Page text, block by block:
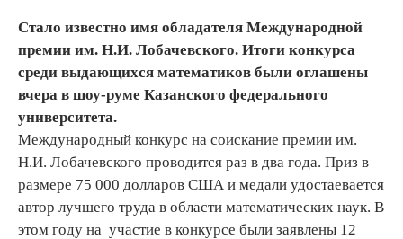
Стало известно имя обладателя Международной
премии им. Н.И. Лобачевского. Итоги конкурса
среди выдающихся математиков были оглашены
вчера в шоу-руме Казанского федерального
университета.
Международный конкурс на соискание премии им.
Н.И. Лобачевского проводится раз в два года. Приз в
размере 75 000 долларов США и медали удостаевается
автор лучшего труда в области математических наук. В
этом году на участие в конкурсе были заявлены 12